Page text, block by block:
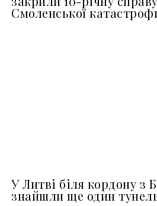
Смоленської
У Литві біля кордону з
знайшли ще один